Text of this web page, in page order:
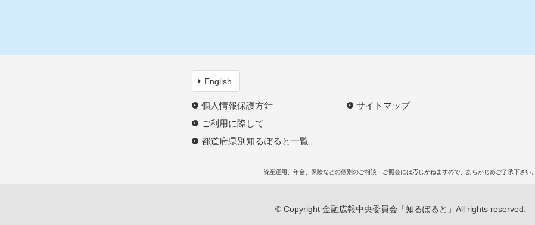
English
個人情報保護方針
ご利用に際して
都道府県別知るぽると一覧
サイトマップ
資産運用、年金、保険などの個別のご相談・ご照会には応じかねますので、あらかじめご了承下さい。
© Copyright 金融広報中央委員会「知るぽると」All rights reserved.